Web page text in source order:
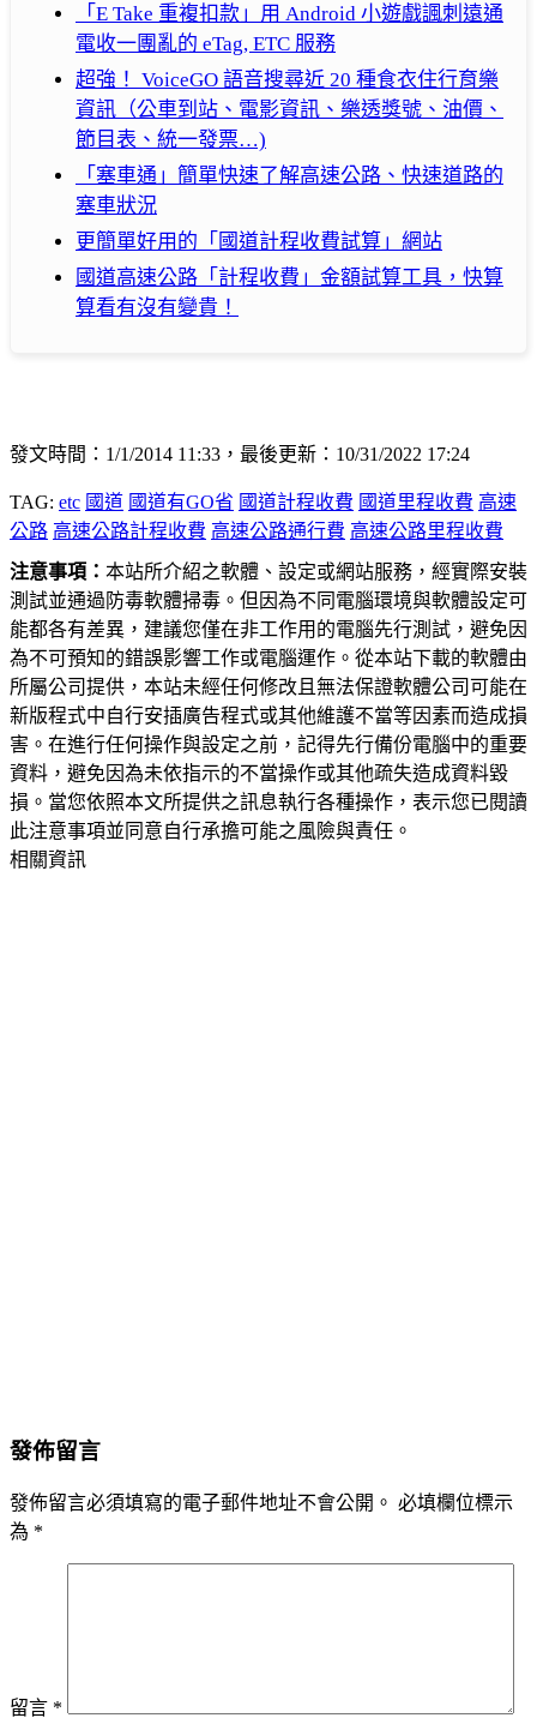
「E Take 重複扣款」用 Android 小遊戲諷刺遠通
電收一團亂的 eTag, ETC 服務
超強！ VoiceGO 語音搜尋近 20 種食衣住行育樂
資訊（公車到站、電影資訊、樂透獎號、油價、
節目表、統一發票…)
「塞車通」簡單快速了解高速公路、快速道路的
塞車狀況
更簡單好用的「國道計程收費試算」網站
國道高速公路「計程收費」金額試算工具，快算
算看有沒有變貴！
發文時間：1/1/2014 11:33，最後更新：10/31/2022 17:24
TAG: etc 國道 國道有GO省 國道計程收費 國道里程收費 高速
公路 高速公路計程收費 高速公路通行費 高速公路里程收費
注意事項： 本站所介紹之軟體、設定或網站服務，經實際安裝
測試並通過防毒軟體掃毒。但因為不同電腦環境與軟體設定可
能都各有差異，建議您僅在非工作用的電腦先行測試，避免因
為不可預知的錯誤影響工作或電腦運作。從本站下載的軟體由
所屬公司提供，本站未經任何修改且無法保證軟體公司可能在
新版程式中自行安插廣告程式或其他維護不當等因素而造成損
害。在進行任何操作與設定之前，記得先行備份電腦中的重要
資料，避免因為未依指示的不當操作或其他疏失造成資料毀
損。當您依照本文所提供之訊息執行各種操作，表示您已閱讀
此注意事項並同意自行承擔可能之風險與責任。
相關資訊
發佈留言
發佈留言必須填寫的電子郵件地址不會公開。 必填欄位標示
為 *
留言 *